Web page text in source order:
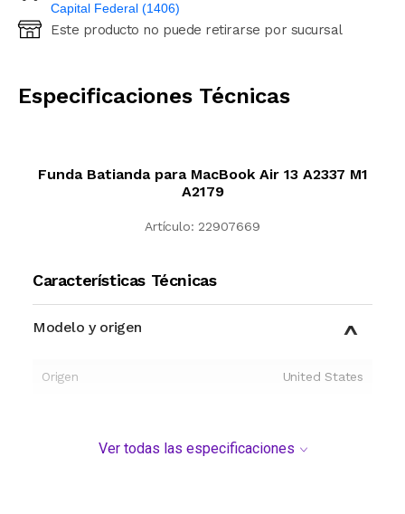
Capital Federal (1406)
Ingresá código postal (sólo números)
Este producto no puede retirarse por sucursal
Especificaciones Técnicas
Funda Batianda para MacBook Air 13 A2337 M1
A2179
Artículo: 22907669
Características Técnicas
Modelo y origen
Origen United States
Ver todas las especificaciones